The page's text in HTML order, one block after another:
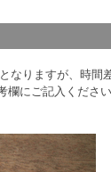
なりますが、時
にご記入ください